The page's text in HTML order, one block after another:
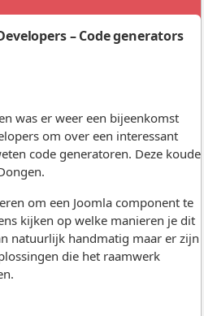
– Code generators
was er weer een bijeenkomst
om over een interessant
code generatoren. Deze koude
om een Joomla component te
kijken op welke manieren je dit
natuurlijk handmatig maar er zijn
die het raamwerk